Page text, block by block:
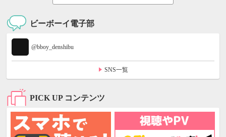
ビーボーイ電子部
@bboy_denshibu
SNS一覧
PICK UP コンテンツ